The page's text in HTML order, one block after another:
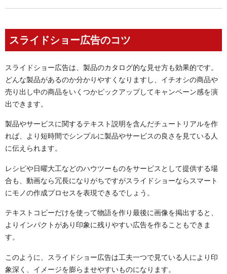
スライドショー広告のコツ
スライドショー広告は、製品のカタログ的な見せ方も効果的です。
どんな製品があるのか分かりやすくなりますし、イチオシの商品や
売り出し中の商品をいくつかピックアップしてキャンペーン感を演
出できます。
製品やサービスに関するテキスト説明を含んだチュートリアルを作
れば、より短時間でシンプルに製品やサービスの良さを見ている人
に伝えられます。
レシピや日曜大工などのハウツーものをサービスとして提供する場
合も、動画なら冗長になりがちですがスライドショーならスマート
にモノの作成プロセスを表現できるでしょう。
テキストコピーだけを使って物語を作り最後に画像を掲出すると、
よりインパクトがあり印象に残りやすい広告を作ることもできま
す。
このように、スライドショー広告は工夫一つで見ている人により印
象深く、イメージを膨らませやすいものになります。